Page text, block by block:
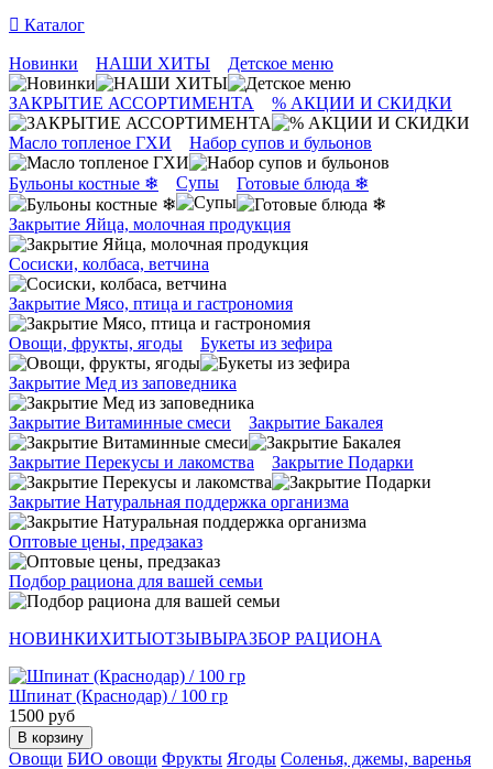
Каталог
Новинки НАШИ ХИТЫ Детское меню
ЗАКРЫТИЕ АССОРТИМЕНТА % АКЦИИ И СКИДКИ
Масло топленое ГХИ Набор супов и бульонов
Бульоны костные ❄ Супы Готовые блюда ❄
Закрытие Яйца, молочная продукция
Сосиски, колбаса, ветчина
Закрытие Мясо, птица и гастрономия
Овощи, фрукты, ягоды Букеты из зефира
Закрытие Мед из заповедника
Закрытие Витаминные смеси Закрытие Бакалея
Закрытие Перекусы и лакомства Закрытие Подарки
Закрытие Натуральная поддержка организма
Оптовые цены, предзаказ
Подбор рациона для вашей семьи
НОВИНКИХИТЫОТЗЫВЫРАЗБОР РАЦИОНА
Шпинат (Краснодар) / 100 гр
1500 руб
В корзину
Овощи БИО овощи Фрукты Ягоды Соленья, джемы, варенья